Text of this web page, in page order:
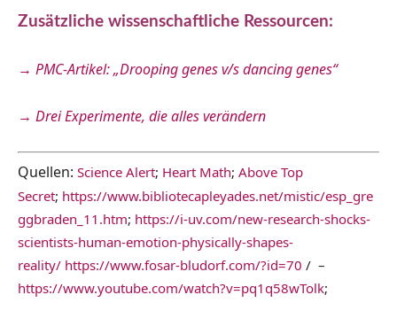
Zusätzliche wissenschaftliche Ressourcen:
→ PMC-Artikel: „Drooping genes v/s dancing genes“
→ Drei Experimente, die alles verändern
Quellen: Science Alert; Heart Math; Above Top
Secret; https://www.bibliotecapleyades.net/mistic/esp_gre
ggbraden_11.htm; https://i-uv.com/new-research-shocks-
scientists-human-emotion-physically-shapes-
reality/ https://www.fosar-bludorf.com/?id=70 / –
https://www.youtube.com/watch?v=pq1q58wTolk;